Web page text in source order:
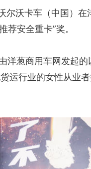
尔沃卡车（中国）在
荐安全重卡”奖。
洋葱商用车网发起
运行业的女性从业